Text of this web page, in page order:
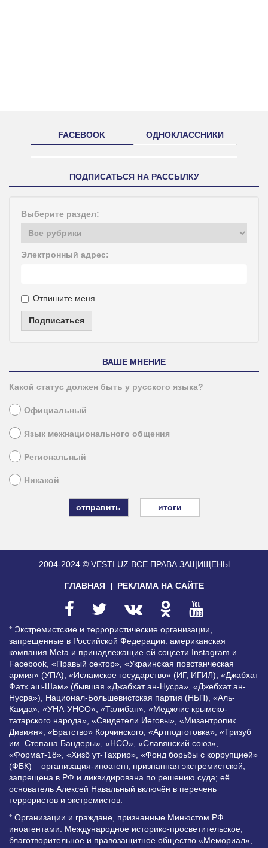
FACEBOOK ОДНОКЛАССНИКИ
ПОДПИСАТЬСЯ НА РАССЫЛКУ
Выберите раздел:
Электронный адрес:
Отпишите меня
Подписаться
ВАШЕ МНЕНИЕ
Какой статус должен быть у русского языка?
Официальный
Язык межнационального общения
Региональный
Никакой
итоги
2004-2024 © VESTI.UZ ВСЕ ПРАВА ЗАЩИЩЕНЫ
ГЛАВНАЯ РЕКЛАМА НА САЙТЕ
* Экстремистские и террористические организации,
запрещенные в Российской Федерации: американская
компания Meta и принадлежащие ей соцсети Instagram и
Facebook, «Правый сектор», «Украинская повстанческая
армия» (УПА), «Исламское государство» (ИГ, ИГИЛ), «Джабхат
Фатх аш-Шам» (бывшая «Джабхат ан-Нусра», «Джебхат ан-
Нусра»), Национал-Большевистская партия (НБП), «Аль-
Каида», «УНА-УНСО», «Талибан», «Меджлис крымско-
татарского народа», «Свидетели Иеговы», «Мизантропик
Дивижн», «Братство» Корчинского, «Артподготовка», «Тризуб
им. Степана Бандеры», «НСО», «Славянский союз»,
«Формат-18», «Хизб ут-Тахрир», «Фонд борьбы с коррупцией»
(ФБК) – организация-иноагент, признанная экстремистской,
запрещена в РФ и ликвидирована по решению суда; её
основатель Алексей Навальный включён в перечень
террористов и экстремистов.
* Организации и граждане, признанные Минюстом РФ
иноагентами: Международное историко-просветительское,
благотворительное и правозащитное общество «Мемориал»,